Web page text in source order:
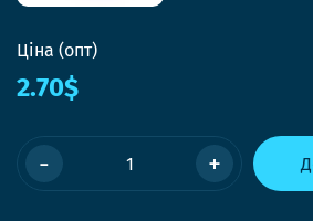
Ціна (опт)
2.70$
- +